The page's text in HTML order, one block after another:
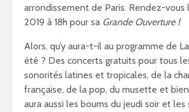
arrondissement de Paris. Rendez-vous
2019 à 18h pour sa Grande Ouverture !
Alors, qu’y aura-t-il au programme de
été ? Des concerts gratuits pour tous
sonorités latines et tropicales, de la
française, de la pop, du musette et bien
aura aussi les boums du jeudi soir et les